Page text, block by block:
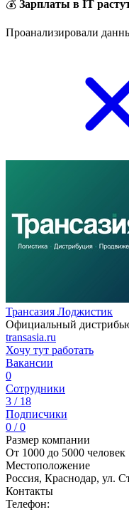
💰 Зарплаты в IT
Проанализировали
Трансазия Лоджистик
Официальный
transasia.ru
Хочу тут работать
Вакансии
0
Сотрудники
3 / 18
Подписчики
0 / 0
Размер компании
От 1000 до 5000 человек
Местоположение
Россия, Краснодар, ул.
Контакты
Телефон: